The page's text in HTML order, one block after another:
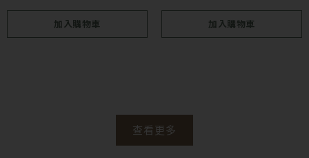
加入購物車 加入購物車
查看更多